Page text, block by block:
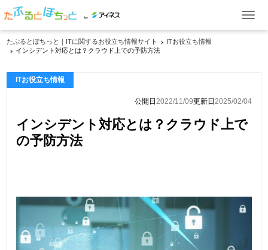
by
ITお役立ち情報
イベント・セミナー
製品一覧
たぷるとぽちっと｜ITに関するお役立ち情報サイト
ITお役立ち情報
インシデント対応とは？クラウド上での予防方法
ITお役立ち情報
公開日 2022/11/09更新日 2025/02/04
インシデント対応とは？クラウド上で
の予防方法